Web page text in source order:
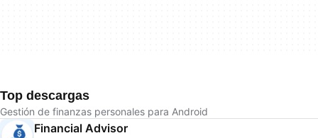
Top descargas
Gestión de finanzas personales para Android
Financial Advisor